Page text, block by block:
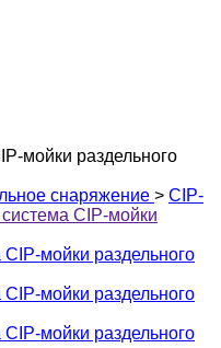
мойки раздельного
снаряжение > CIP-
CIP-мойки